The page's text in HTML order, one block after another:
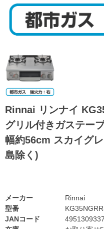
Rinnai リンナイ
グリル付きガステー
幅約56cm スカイグ
島除く)
型番
JANコード
メーカー Rinnai